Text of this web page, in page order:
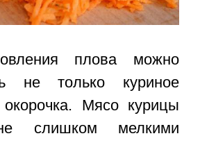
плова можно
не только куриное
Мясо курицы
слишком мелкими